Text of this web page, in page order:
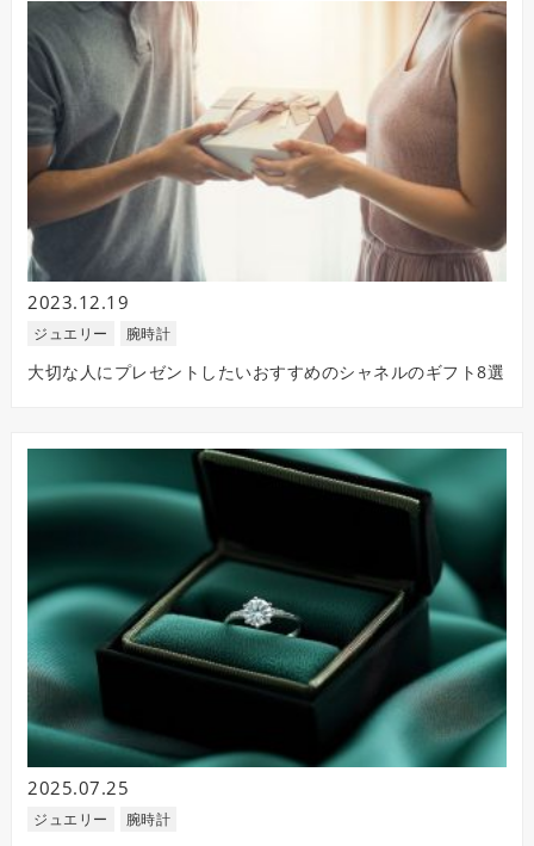
2023.12.19
ジュエリー 腕時計
大切な人にプレゼントしたいおすすめのシャネルのギフト8選
2025.07.25
ジュエリー 腕時計